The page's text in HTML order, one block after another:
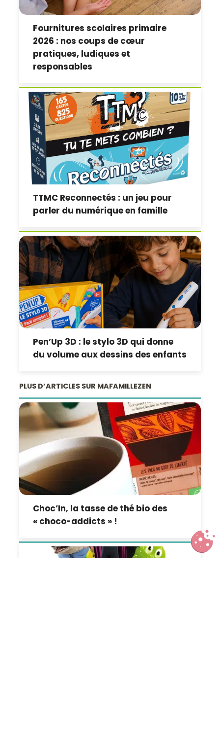
Fournitures scolaires primaire
2026 : nos coups de cœur
pratiques, ludiques et
responsables
TTMC Reconnectés : un jeu pour
parler du numérique en famille
Pen’Up 3D : le stylo 3D qui donne
du volume aux dessins des enfants
PLUS D’ARTICLES SUR MAFAMILLEZEN
Choc’In, la tasse de thé bio des
« choco-addicts » !